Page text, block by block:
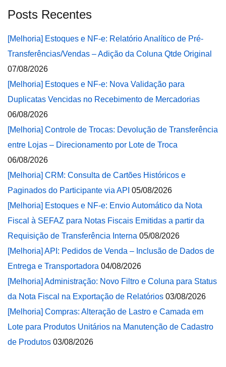
Posts Recentes
[Melhoria] Estoques e NF-e: Relatório Analítico de Pré-
Transferências/Vendas – Adição da Coluna Qtde Original
07/08/2026
[Melhoria] Estoques e NF-e: Nova Validação para
Duplicatas Vencidas no Recebimento de Mercadorias
06/08/2026
[Melhoria] Controle de Trocas: Devolução de Transferência
entre Lojas – Direcionamento por Lote de Troca
06/08/2026
[Melhoria] CRM: Consulta de Cartões Históricos e
Paginados do Participante via API 05/08/2026
[Melhoria] Estoques e NF-e: Envio Automático da Nota
Fiscal à SEFAZ para Notas Fiscais Emitidas a partir da
Requisição de Transferência Interna 05/08/2026
[Melhoria] API: Pedidos de Venda – Inclusão de Dados de
Entrega e Transportadora 04/08/2026
[Melhoria] Administração: Novo Filtro e Coluna para Status
da Nota Fiscal na Exportação de Relatórios 03/08/2026
[Melhoria] Compras: Alteração de Lastro e Camada em
Lote para Produtos Unitários na Manutenção de Cadastro
de Produtos 03/08/2026